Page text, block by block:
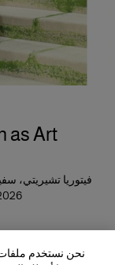
as Art
2026 في متحف
نحن نستخدم ملفات